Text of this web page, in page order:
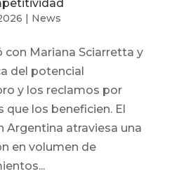
| News
con Mariana Sciarretta y
del potencial
y los reclamos por
los beneficien. El
Argentina atraviesa una
en volumen de